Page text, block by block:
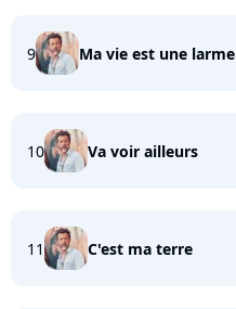
9 Ma vie est une larme
10 Va voir ailleurs
11 C'est ma terre